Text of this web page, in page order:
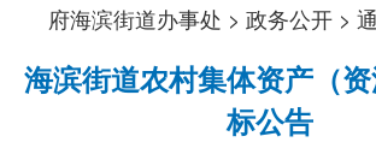
府海滨街道办事处 >政务公开 >
海滨街道农村集体资产（
标公告